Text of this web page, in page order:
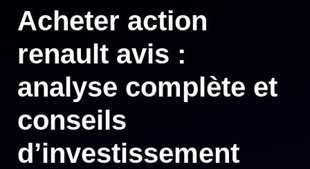
Acheter action
renault avis :
analyse complète et
conseils
d’investissement